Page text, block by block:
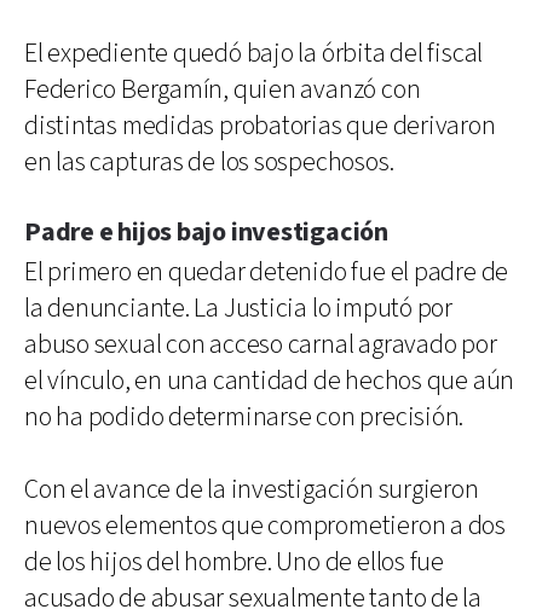
El expediente quedó bajo la órbita del fiscal
Federico Bergamín, quien avanzó con
distintas medidas probatorias que derivaron
en las capturas de los sospechosos.
Padre e hijos bajo investigación
El primero en quedar detenido fue el padre de
la denunciante. La Justicia lo imputó por
abuso sexual con acceso carnal agravado por
el vínculo, en una cantidad de hechos que aún
no ha podido determinarse con precisión.
Con el avance de la investigación surgieron
nuevos elementos que comprometieron a dos
de los hijos del hombre. Uno de ellos fue
acusado de abusar sexualmente tanto de la